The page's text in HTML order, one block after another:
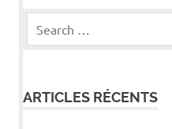
ARTICLES RÉCENTS